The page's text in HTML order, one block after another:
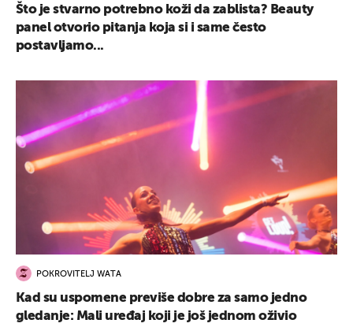
Što je stvarno potrebno koži da zablista? Beauty
panel otvorio pitanja koja si i same često
postavljamo...
POKROVITELJ WATA
Kad su uspomene previše dobre za samo jedno
gledanje: Mali uređaj koji je još jednom oživio
UKLJUČITE NOTIFIKACIJE